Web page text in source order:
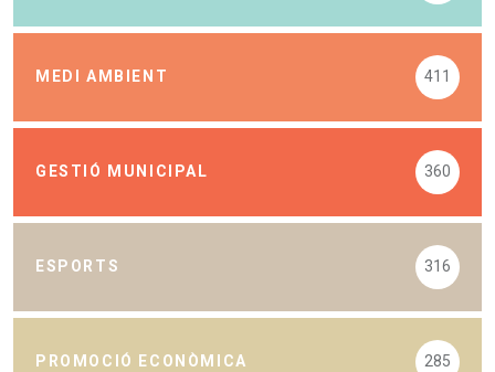
MEDI AMBIENT 411
GESTIÓ MUNICIPAL 360
ESPORTS 316
PROMOCIÓ ECONÒMICA 285